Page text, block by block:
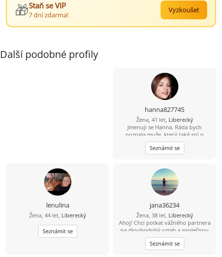
🎁Staň se VIP
7 dní zdarma!
Vyzkoušet
Další podobné profily
hanna827745
Žena, 41 let, Liberecký
Jmenuji se Hanna. Ráda bych
poznala muže, který také sní o
pevném a vážném vztahu. Oceňuji
laskavost, smysl pro humor a
upřímné rozhovory. Pokud hledáš
svou e-mailovou adresu a určitě ti
odepíšu.
Seznámit se
lenulina
Žena, 44 let, Liberecký
Seznámit se
jana36234
Žena, 38 let, Liberecký
Ahoj! Chci potkat vážného partnera
na dlouhodobý vztah a společnou
budoucnost. Pošli mi svůj е-mаil – je
to rychlé a zdarma. Těším se na tvou
odpověď!
Seznámit se